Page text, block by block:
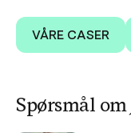
VÅRE CASER
Spørsmål om